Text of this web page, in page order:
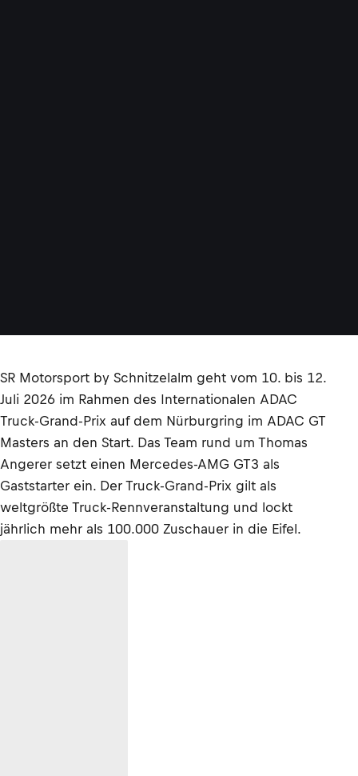
SR Motorsport by Schnitzelalm geht vom 10. bis 12.
Juli 2026 im Rahmen des Internationalen ADAC
Truck-Grand-Prix auf dem Nürburgring im ADAC GT
Masters an den Start. Das Team rund um Thomas
Angerer setzt einen Mercedes-AMG GT3 als
Gaststarter ein. Der Truck-Grand-Prix gilt als
weltgrößte Truck-Rennveranstaltung und lockt
jährlich mehr als 100.000 Zuschauer in die Eifel.